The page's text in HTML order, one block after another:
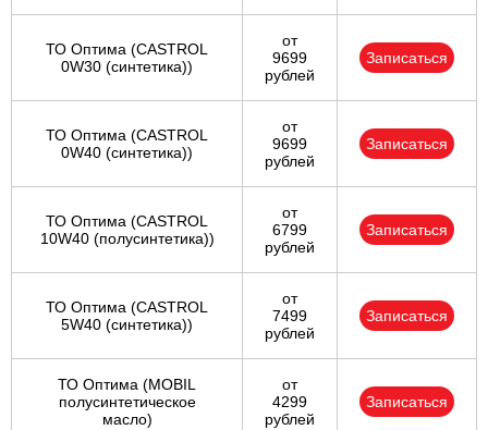
ТО Оптима (CASTROL
0W30 (синтетика))
от
9699
рублей
Записаться
ТО Оптима (CASTROL
0W40 (синтетика))
от
9699
рублей
Записаться
ТО Оптима (CASTROL
10W40 (полусинтетика))
от
6799
рублей
Записаться
ТО Оптима (CASTROL
5W40 (синтетика))
от
7499
рублей
Записаться
ТО Оптима (MOBIL
полусинтетическое
масло)
от
4299
рублей
Записаться